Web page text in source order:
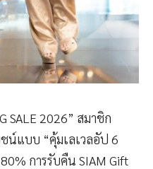
SALE 2026” สมาชิก
น์แบบ “คุ้มเลเวลอัป 6
การรับคืน SIAM Gift